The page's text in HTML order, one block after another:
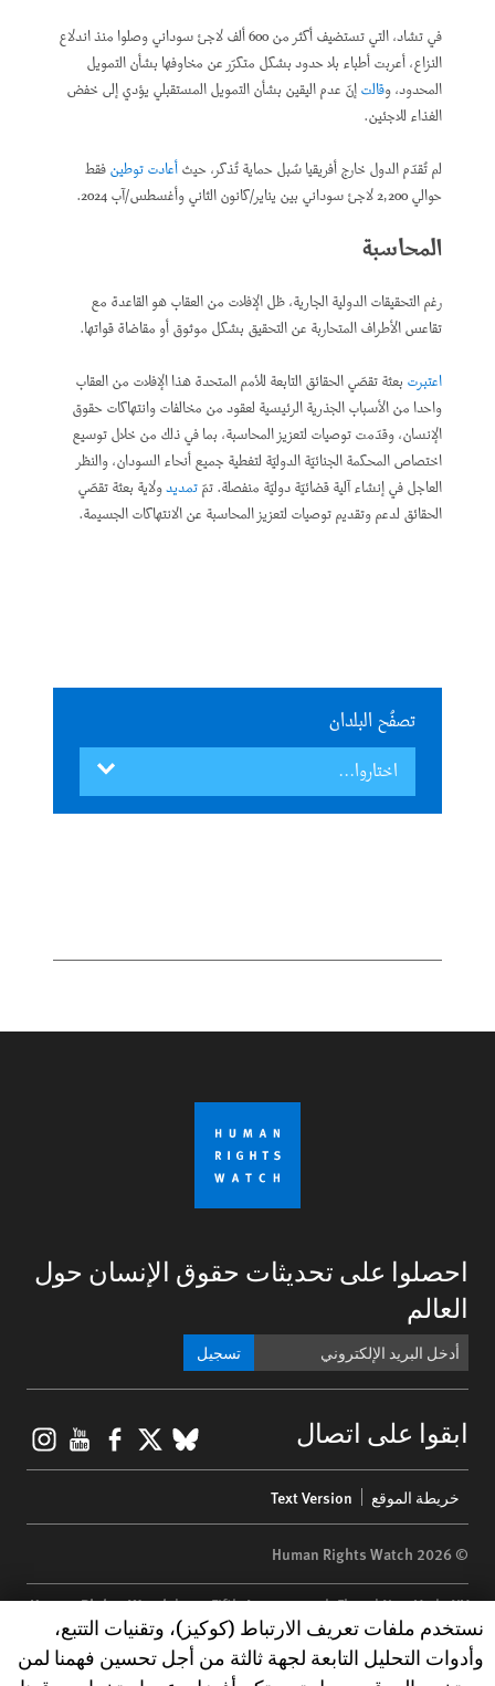
في تشاد، التي تستضيف أكثر من 600 ألف لاجئ سوداني وصلوا منذ اندلاع
النزاع، أعربت أطباء بلا حدود بشكل متكرّر عن مخاوفها بشأن التمويل
المحدود، وقالتإنّ عدم اليقين بشأن التمويل المستقبلي يؤدي إلى خفض
الغذاء للاجئين.
لم تُقدّم الدول خارج أفريقيا سُبل حماية تُذكر، حيثأعادت توطينفقط
حوالي 2,200 لاجئ سوداني بين يناير/كانون الثاني وأغسطس/آب 2024.
المحاسبة
رغم التحقيقات الدولية الجارية، ظل الإفلات من العقاب هو القاعدة مع
تقاعس الأطراف المتحاربة عن التحقيق بشكل موثوق أو مقاضاة قواتها.
اعتبرتبعثة تقصّي الحقائق التابعة للأمم المتحدة هذا الإفلات من العقاب
واحدا من الأسباب الجذرية الرئيسية لعقود من مخالفات وانتهاكات حقوق
الإنسان، وقدّمت توصيات لتعزيز المحاسبة، بما في ذلك من خلال توسيع
اختصاص المحكمة الجنائيّة الدوليّة لتغطية جميع أنحاء السودان، والنظر
العاجل في إنشاء آلية قضائيّة دوليّة منفصلة. تمّتمديدولاية بعثة تقصّي
الحقائق لدعم وتقديم توصيات لتعزيز المحاسبة عن الانتهاكات الجسيمة.
تصفُح البلدان
احصلوا على تحديثات حقوق الإنسان حول
العالم
تسجيل
ابقوا على اتصال BlueSky
X
menu
خريطة الموقع Text Version
© 2026 Human Rights Watch
Human Rights Watch| 350 Fifth Avenue, 34th Floor | New York,NY
10118-3299 USA|t 1.212.290.4700
Human Rights Watchis a 501(C)(3) nonprofit registered in the US
Human Rights Watch cookie preferences
نستخدم ملفات تعريف الارتباط (كوكيز)، وتقنيات التتبع،
وأدوات التحليل التابعة لجهة ثالثة من أجل تحسين فهمنا لمن